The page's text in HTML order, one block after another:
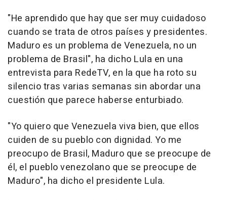
"He aprendido que hay que ser muy cuidadoso
cuando se trata de otros países y presidentes.
Maduro es un problema de Venezuela, no un
problema de Brasil", ha dicho Lula en una
entrevista para RedeTV, en la que ha roto su
silencio tras varias semanas sin abordar una
cuestión que parece haberse enturbiado.
"Yo quiero que Venezuela viva bien, que ellos
cuiden de su pueblo con dignidad. Yo me
preocupo de Brasil, Maduro que se preocupe de
él, el pueblo venezolano que se preocupe de
Maduro", ha dicho el presidente Lula.